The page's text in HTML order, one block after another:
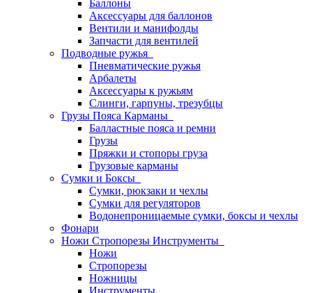
Баллоны
Аксессуары для баллонов
Вентили и манифолды
Запчасти для вентилей
Подводные ружья
Пневматические ружья
Арбалеты
Аксессуары к ружьям
Слинги, гарпуны, трезубцы
Грузы Пояса Карманы
Балластные пояса и ремни
Грузы
Пряжки и стопоры груза
Грузовые карманы
Сумки и Боксы
Сумки, рюкзаки и чехлы
Сумки для регуляторов
Водонепроницаемые сумки, боксы и чехлы
Фонари
Ножи Стропорезы Инструменты
Ножи
Стропорезы
Ножницы
Инструменты